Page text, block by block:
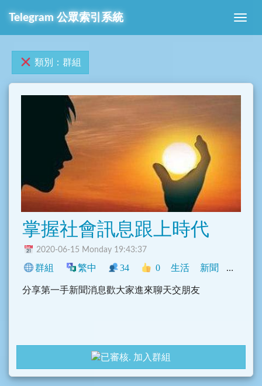
Telegram 公眾索引系統
類別：群組
掌握社會訊息跟上時代
2020-06-15 Monday 19:43:37
群組 繁中 34 0 生活 新聞 中文圈
分享第一手新聞消息歡大家進來聊天交朋友
加入群組